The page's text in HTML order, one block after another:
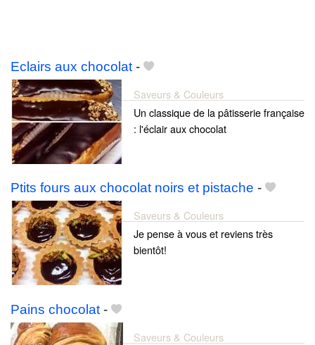
Eclairs aux chocolat -
Saveurs & Couleurs
Un classique de la pâtisserie française
: l'éclair aux chocolat
Ptits fours aux chocolat noirs et pistache -
Saveurs & Couleurs
Je pense à vous et reviens très
bientôt!
Pains chocolat -
Saveurs & Couleurs